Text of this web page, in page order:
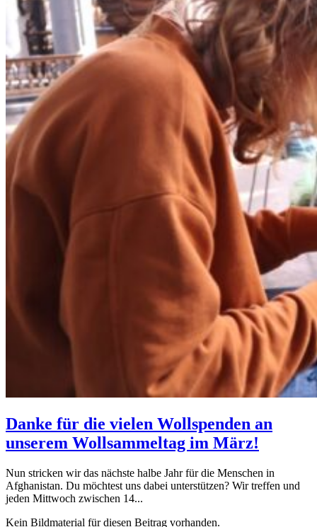
Danke für die vielen Wollspenden an
unserem Wollsammeltag im März!
Nun stricken wir das nächste halbe Jahr für die Menschen in
Afghanistan. Du möchtest uns dabei unterstützen? Wir treffen und
jeden Mittwoch zwischen 14...
Kein Bildmaterial für diesen Beitrag vorhanden.